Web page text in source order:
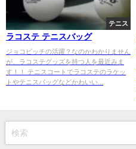
テニス
ラコステ テニスバッグ
ジョコビッチの活躍？なのかわかりません
が、ラコステグッズを持つ人を最近みま
す！！ テニスコートでラコステのラケッ
トやテニスバッグなどかわいい...